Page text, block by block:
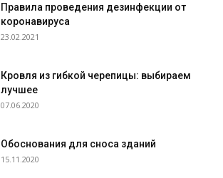
Правила проведения дезинфекции от
коронавируса
23.02.2021
Кровля из гибкой черепицы: выбираем
лучшее
07.06.2020
Обоснования для сноса зданий
15.11.2020